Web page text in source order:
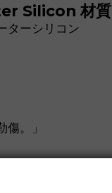
Silicon 材質
ターシリコン
傷。」